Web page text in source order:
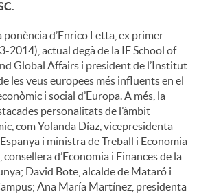
ponència d’Enrico Letta, ex primer
2014), actual degà de la IE School of
Global Affairs i president de l’Institut
les veus europees més influents en el
i social d’Europa. A més, la
personalitats de l’àmbit
com Yolanda Díaz, vicepresidenta
i ministra de Treball i Economia
d’Economia i Finances de la
David Bote, alcalde de Mataró i
Ana María Martínez, presidenta